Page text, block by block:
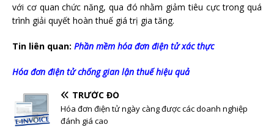
với cơ quan chức năng, qua đó nhằm giảm tiêu cực trong quá
trình giải quyết hoàn thuế giá trị gia tăng.
Tin liên quan: Phần mềm hóa đơn điện tử xác thực
Hóa đơn điện tử chống gian lận thuế hiệu quả
TRƯỚC ĐÓ
Hóa đơn điện tử ngày càng được các doanh nghiệp
đánh giá cao